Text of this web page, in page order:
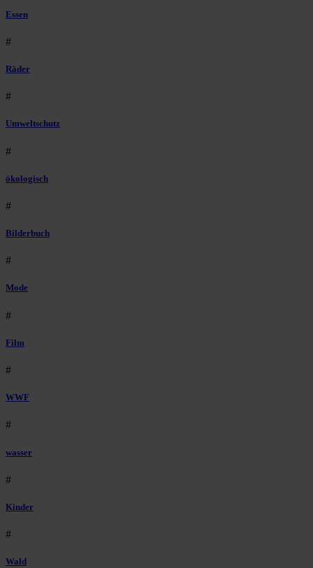
Essen
#
Räder
#
Umweltschutz
#
ökologisch
#
Bilderbuch
#
Mode
#
Film
#
WWF
#
wasser
#
Kinder
#
Wald